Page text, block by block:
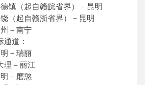
（起自赣皖省界）－昆明
起自赣浙省界）－昆明
－南宁
道：
－瑞丽
－丽江
－磨憨